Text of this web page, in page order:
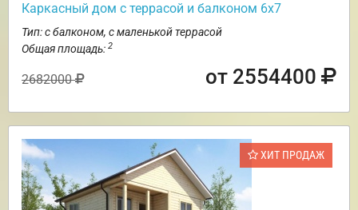
Каркасный дом с террасой и балконом 6х7
Тип: с балконом, с маленькой террасой
Общая площадь: 2
2682000 от 2554400
ХИТ ПРОДАЖ